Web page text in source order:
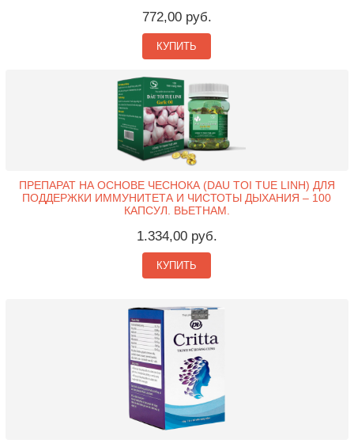
772,00 руб.
КУПИТЬ
ПРЕПАРАТ НА ОСНОВЕ ЧЕСНОКА (DAU TOI TUE LINH) ДЛЯ
ПОДДЕРЖКИ ИММУНИТЕТА И ЧИСТОТЫ ДЫХАНИЯ – 100
КАПСУЛ. ВЬЕТНАМ.
1.334,00 руб.
КУПИТЬ